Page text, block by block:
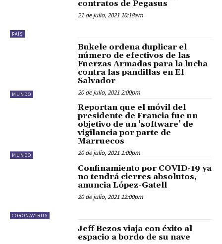
PAÍS
contratos de Pegasus
21 de julio, 2021 10:18am
MUNDO
Bukele ordena duplicar el
número de efectivos de las
Fuerzas Armadas para la lucha
contra las pandillas en El
Salvador
20 de julio, 2021 2:00pm
MUNDO
Reportan que el móvil del
presidente de Francia fue un
objetivo de un ‘software’ de
vigilancia por parte de
Marruecos
20 de julio, 2021 1:00pm
CORONAVIRUS
Confinamiento por COVID-19 ya
no tendrá cierres absolutos,
anuncia López-Gatell
20 de julio, 2021 12:00pm
Jeff Bezos viaja con éxito al
espacio a bordo de su nave